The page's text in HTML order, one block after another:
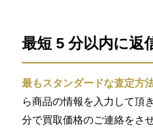
最短 5 分以内に返
最もスタンダードな査定方法
ら商品の情報を入力して頂
分で買取価格のご連絡をさ